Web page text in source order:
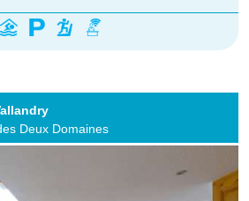
Deux Domaines